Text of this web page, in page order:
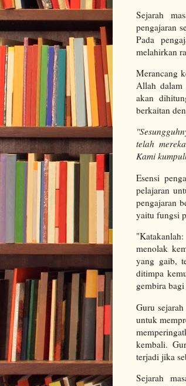
Sejarah
pengajaran
Pada
melahirkan
Merancang
Allah dalam
akan
berkaitan
telah
Kami
Esensi
pelajaran
pengajaran
yaitu fungsi
menolak
yang gaib,
ditimpa
gembira
Guru
untuk
kembali.
terjadi jika
Sejarah